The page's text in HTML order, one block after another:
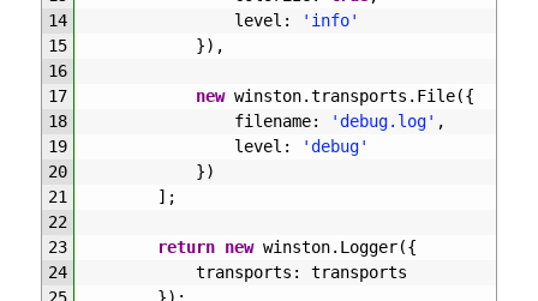
14
15
16
17
18
19
20
21
22
23
24
25
level :
'info'
}) ,
new winston.transports . File({
filename: 'debug.log' ,
level :
'debug'
})
] ;
return new winston. Logger({
transports :
transports
}) ;